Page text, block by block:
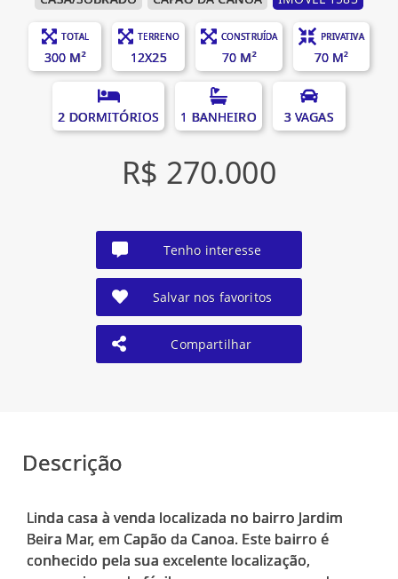
TOTAL
300 M²
TERRENO
12X25
CONSTRUÍDA
70 M²
PRIVATIVA
70 M²
2 DORMITÓRIOS 1 BANHEIRO 3 VAGAS
R$ 270.000
Tenho interesse
Salvar nos favoritos
Compartilhar
Descrição
Linda casa à venda localizada no bairro Jardim
Beira Mar, em Capão da Canoa. Este bairro é
conhecido pela sua excelente localização,